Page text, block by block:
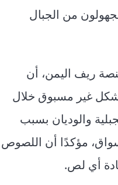
من الجبال
ريف اليمن، أن
غير مسبوق خلال
والوديان بسبب
مؤكدًا أن اللصوص
أي لص.